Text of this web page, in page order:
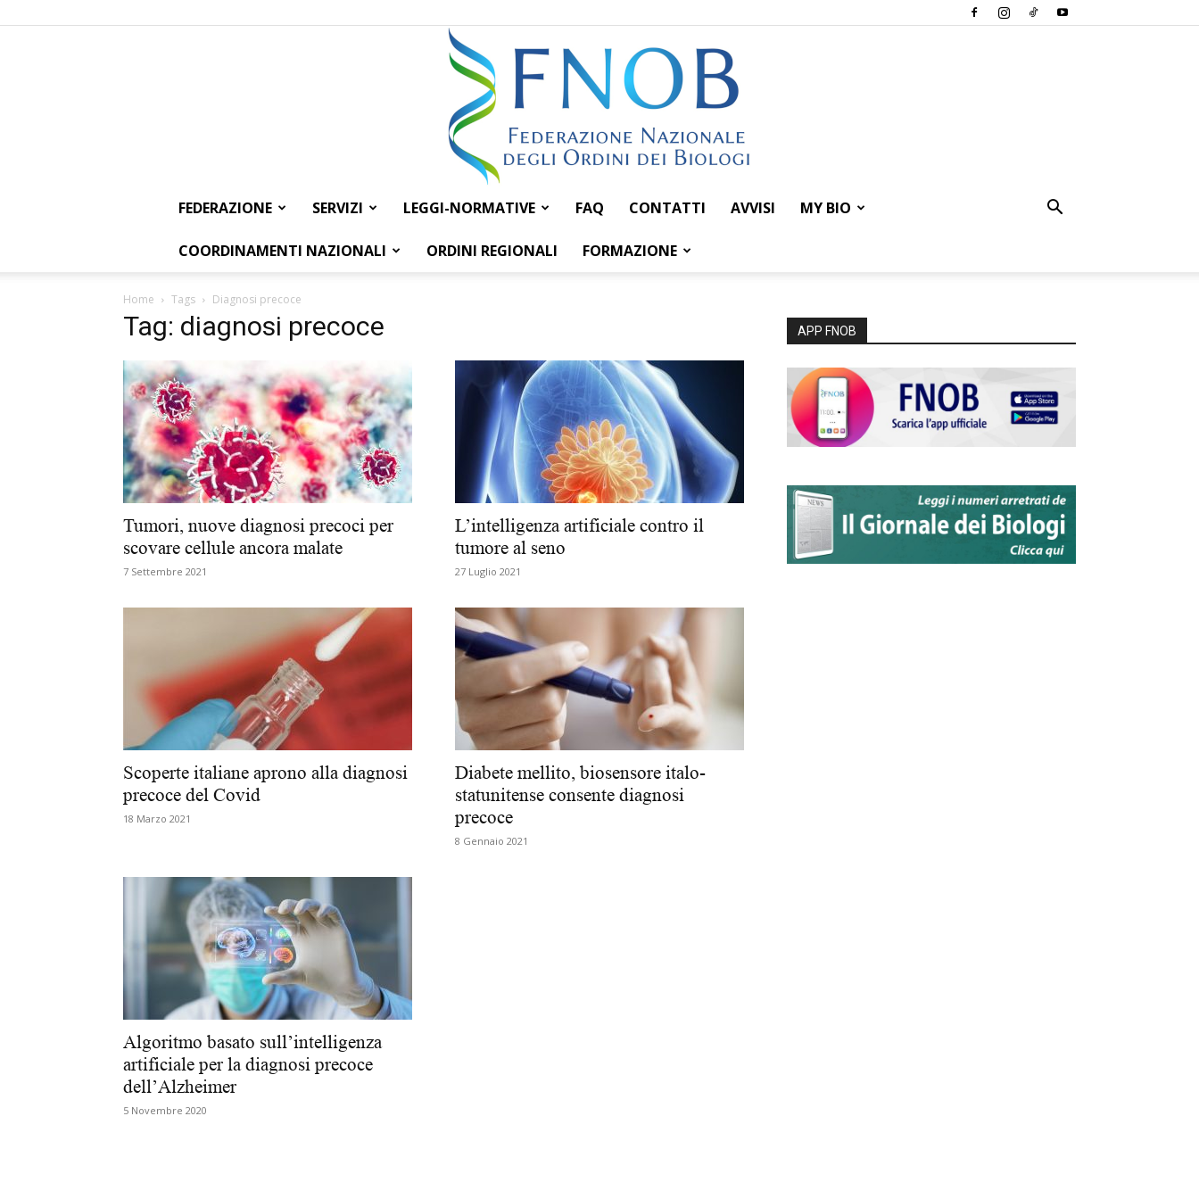
Federazione
Nazionale
degli
dei
FEDERAZIONE SERVIZI LEGGI-NORMATIVE FAQ CONTATTI AVVISI MY BIO
COORDINAMENTI NAZIONALI ORDINI REGIONALI FORMAZIONE
Home Tags Diagnosi precoce
Tag: diagnosi precoce
Tumori, nuove diagnosi precoci per
scovare cellule ancora malate
7 Settembre 2021
L’intelligenza artificiale contro il
tumore al seno
27 Luglio 2021
Scoperte italiane aprono alla diagnosi
precoce del Covid
18 Marzo 2021
Diabete mellito, biosensore italo-
statunitense consente diagnosi
precoce
8 Gennaio 2021
Algoritmo basato sull’intelligenza
artificiale per la diagnosi precoce
dell’Alzheimer
5 Novembre 2020
APP FNOB